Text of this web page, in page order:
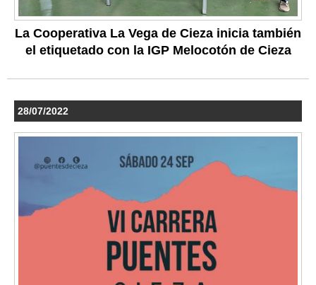
La Cooperativa La Vega de Cieza inicia también
el etiquetado con la IGP Melocotón de Cieza
28/07/2022